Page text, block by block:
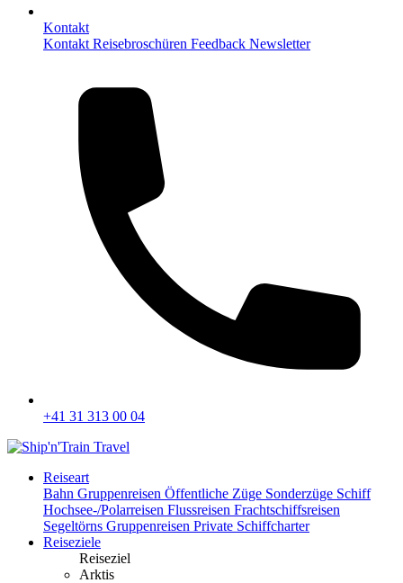
Kontakt
Kontakt Reisebroschüren Feedback Newsletter
+41 31 313 00 04
Reiseart
Bahn Gruppenreisen Öffentliche Züge Sonderzüge Schiff
Hochsee-/Polarreisen Flussreisen Frachtschiffsreisen
Segeltörns Gruppenreisen Private Schiffcharter
Reiseziele
Reiseziel
Arktis